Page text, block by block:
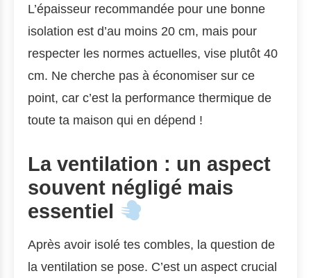
L’épaisseur recommandée pour une bonne
isolation est d’au moins 20 cm, mais pour
respecter les normes actuelles, vise plutôt 40
cm. Ne cherche pas à économiser sur ce
point, car c’est la performance thermique de
toute ta maison qui en dépend !
La ventilation : un aspect
souvent négligé mais
essentiel
Après avoir isolé tes combles, la question de
la ventilation se pose. C’est un aspect crucial